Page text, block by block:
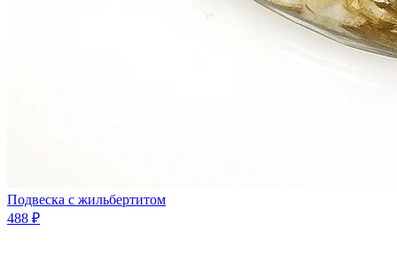
Подвеска с жильбертитом
488 ₽